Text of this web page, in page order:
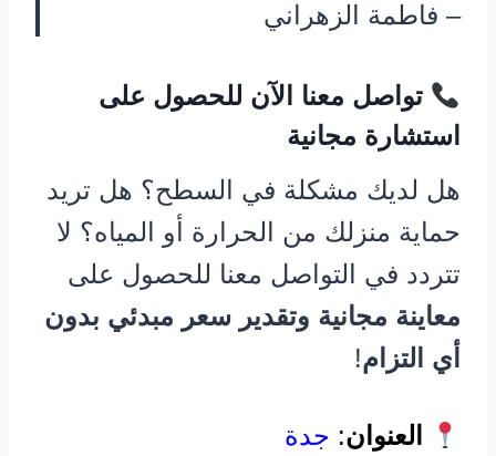
– فاطمة الزهراني
تواصل معنا الآن للحصول على
استشارة مجانية
هل لديك مشكلة في السطح؟ هل تريد
حماية منزلك من الحرارة أو المياه؟ لا
تتردد في التواصل معنا للحصول على
معاينة مجانية وتقدير سعر مبدئي بدون
أي التزام!
العنوان: جدة